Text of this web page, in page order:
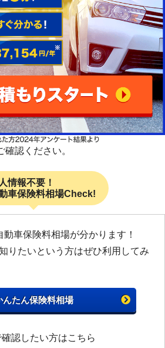
確認ください。
情報不要！
車保険料相場Check!
車保険料相場が分かります！
りたいという方はぜひ利用してみ
んたん保険料相場
確認したい方はこちら